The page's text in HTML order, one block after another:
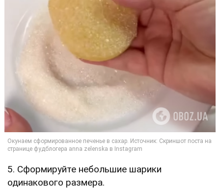
5. Сформируйте небольшие шарики
одинакового размера.